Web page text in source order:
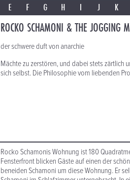
E F G H I J K
ROCKO SCHAMONI & THE JOGGING
der schwere duft von anarchie
Mächte zu zerstören, und dabei stets zärtlich
sich selbst. Die Philosophie vom liebenden
Rocko Schamonis Wohnung ist 180
Fensterfront blicken Gäste auf einen der
beneiden Schamoni um diese Wohnung. Er